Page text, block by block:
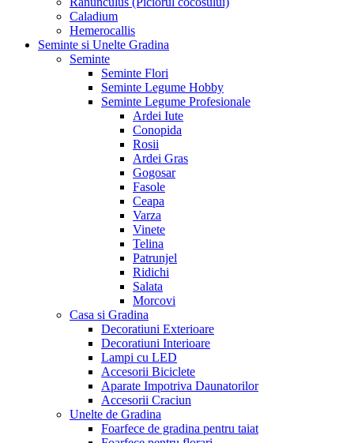
Caladium
Hemerocallis
Seminte si Unelte Gradina
Seminte
Seminte Flori
Seminte Legume Hobby
Seminte Legume Profesionale
Ardei Iute
Conopida
Rosii
Ardei Gras
Gogosar
Fasole
Ceapa
Varza
Vinete
Telina
Patrunjel
Ridichi
Salata
Morcovi
Casa si Gradina
Decoratiuni Exterioare
Decoratiuni Interioare
Lampi cu LED
Accesorii Biciclete
Aparate Impotriva Daunatorilor
Accesorii Craciun
Unelte de Gradina
Foarfece de gradina pentru taiat